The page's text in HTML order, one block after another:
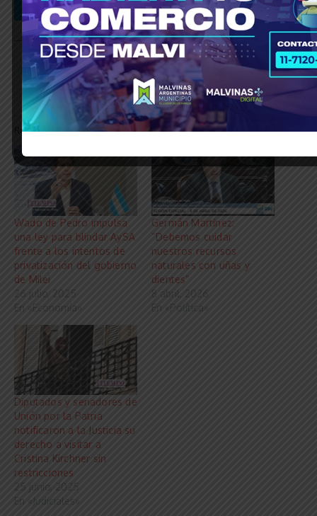
Relacionado
Wado de Pedro impulsa
una ley para blindar AySA
frente a los intentos de
privatización del gobierno
de Milei
26 julio, 2025
En «Economía»
Germán Martínez:
“Debemos cuidar
nuestros recursos
naturales con uñas y
dientes”
8 abril, 2026
En «Política»
Diputados y senadores de
Unión por la Patria
notificaron a la Justicia su
derecho a visitar a
Cristina Kirchner sin
restricciones
25 junio, 2025
En «Judiciales»